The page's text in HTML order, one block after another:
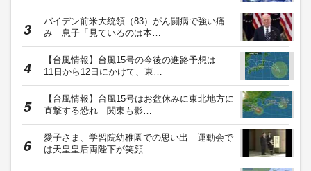
バイデン前米大統領（83）がん闘病で強い痛
み 息子「見ているのは本…
【台風情報】台風15号の今後の進路予想は
11日から12日にかけて、東…
【台風情報】台風15号はお盆休みに東北地方に
直撃する恐れ 関東も影…
愛子さま、学習院幼稚園での思い出 運動会で
は天皇皇后両陛下が笑顔…